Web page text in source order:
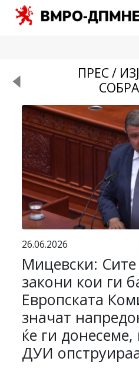
ПРЕС /
26.06.2026
Мицевски:
закони кои ги
Европската
значат
ќе ги
ДУИ